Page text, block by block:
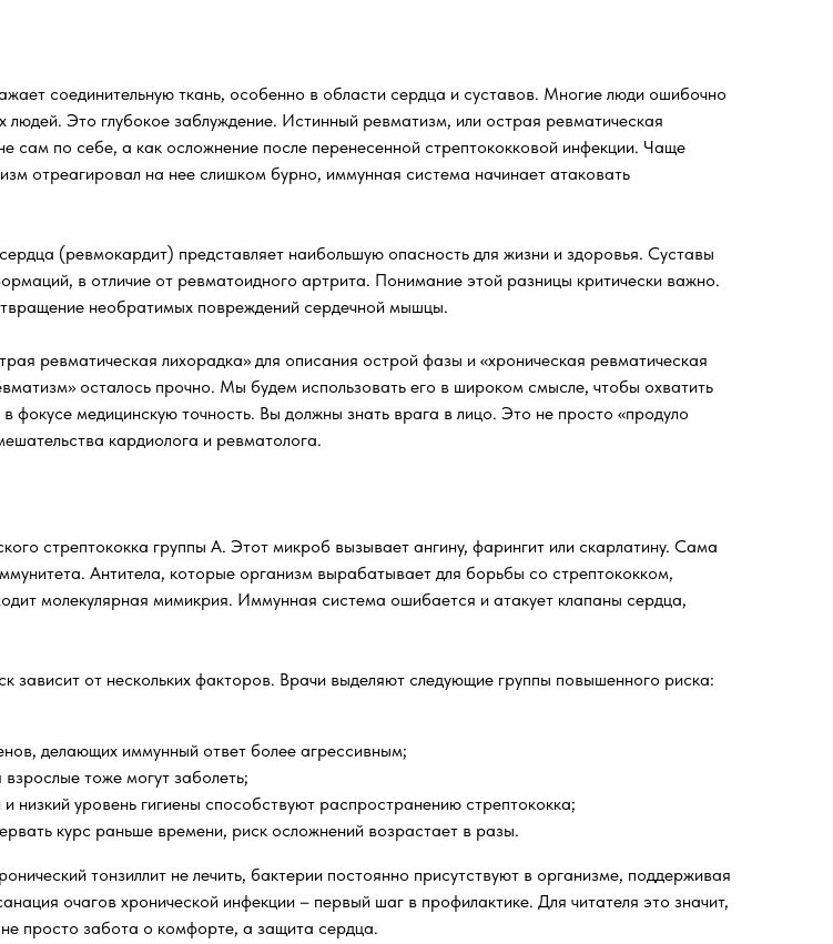
соединительную ткань, особенно в области сердца и суставов. Многие люди ошибочно
Это глубокое заблуждение. Истинный ревматизм, или острая ревматическая
сам по себе, а как осложнение после перенесенной стрептококковой инфекции. Чаще
отреагировал на нее слишком бурно, иммунная система начинает атаковать
(ревмокардит) представляет наибольшую опасность для жизни и здоровья. Суставы
в отличие от ревматоидного артрита. Понимание этой разницы критически важно.
необратимых повреждений сердечной мышцы.
ревматическая лихорадка» для описания острой фазы и «хроническая ревматическая
осталось прочно. Мы будем использовать его в широком смысле, чтобы охватить
фокусе медицинскую точность. Вы должны знать врага в лицо. Это не просто «продуло
кардиолога и ревматолога.
стрептококка группы А. Этот микроб вызывает ангину, фарингит или скарлатину. Сама
Антитела, которые организм вырабатывает для борьбы со стрептококком,
молекулярная мимикрия. Иммунная система ошибается и атакует клапаны сердца,
от нескольких факторов. Врачи выделяют следующие группы повышенного риска:
делающих иммунный ответ более агрессивным;
тоже могут заболеть;
низкий уровень гигиены способствуют распространению стрептококка;
курс раньше времени, риск осложнений возрастает в разы.
тонзиллит не лечить, бактерии постоянно присутствуют в организме, поддерживая
очагов хронической инфекции – первый шаг в профилактике. Для читателя это значит,
просто забота о комфорте, а защита сердца.